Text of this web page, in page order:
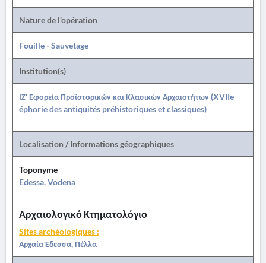
Nature de l'opération
Fouille-Sauvetage
Institution(s)
ΙΖ' Εφορεία Προϊστορικών και Κλασικών Αρχαιοτήτων (XVIIe
éphorie des antiquités préhistoriques et classiques)
Localisation / Informations géographiques
Toponyme
Edessa, Vodena
Αρχαιολογικό Κτηματολόγιο
Sites archéologiques :
Αρχαία Έδεσσα, Πέλλα